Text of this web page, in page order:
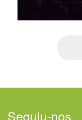
Seguiu-nos